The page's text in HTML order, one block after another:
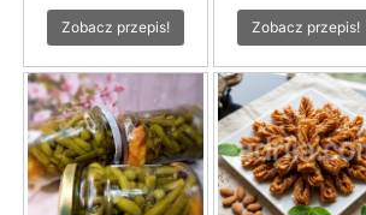
Zobacz przepis! Zobacz przepis!